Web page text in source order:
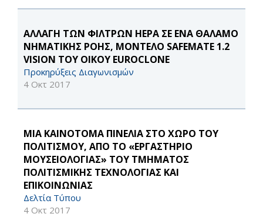
ΑΛΛΑΓΗ ΤΩΝ ΦΙΛΤΡΩΝ HEPA ΣΕ ΕΝΑ ΘΑΛΑΜΟ
ΝΗΜΑΤΙΚΗΣ ΡΟΗΣ, ΜΟΝΤΕΛΟ SAFEMATE 1.2
VISION ΤΟΥ ΟΙΚΟΥ EUROCLONE
Προκηρύξεις Διαγωνισμών
4 Οκτ 2017
ΜΙΑ ΚΑΙΝΟΤΟΜΑ ΠΙΝΕΛΙΑ ΣΤΟ ΧΩΡΟ ΤΟΥ
ΠΟΛΙΤΙΣΜΟΥ, ΑΠΟ ΤΟ «ΕΡΓΑΣΤΗΡΙΟ
ΜΟΥΣΕΙΟΛΟΓΙΑΣ» ΤΟΥ ΤΜΗΜΑΤΟΣ
ΠΟΛΙΤΙΣΜΙΚΗΣ ΤΕΧΝΟΛΟΓΙΑΣ ΚΑΙ
ΕΠΙΚΟΙΝΩΝΙΑΣ
Δελτία Τύπου
4 Οκτ 2017